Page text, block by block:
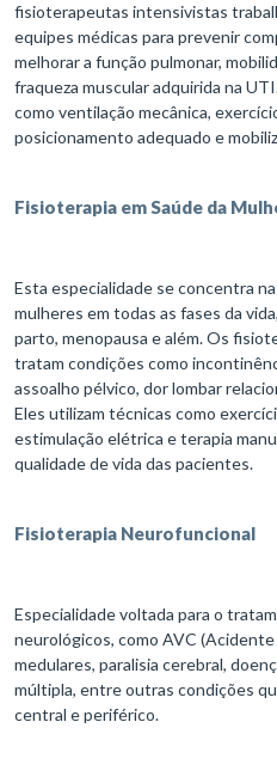
fisioterapeutas intensivistas
equipes médicas para prevenir
melhorar a função pulmonar,
fraqueza muscular adquirida na
como ventilação mecânica,
posicionamento adequado e
Fisioterapia em Saúde da
Esta especialidade se concentra
mulheres em todas as fases da
parto, menopausa e além. Os
tratam condições como
assoalho pélvico, dor lombar
Eles utilizam técnicas como
estimulação elétrica e terapia
qualidade de vida das pacientes.
Fisioterapia Neurofuncional
Especialidade voltada para o
neurológicos, como AVC
medulares, paralisia cerebral,
múltipla, entre outras condições
central e periférico.